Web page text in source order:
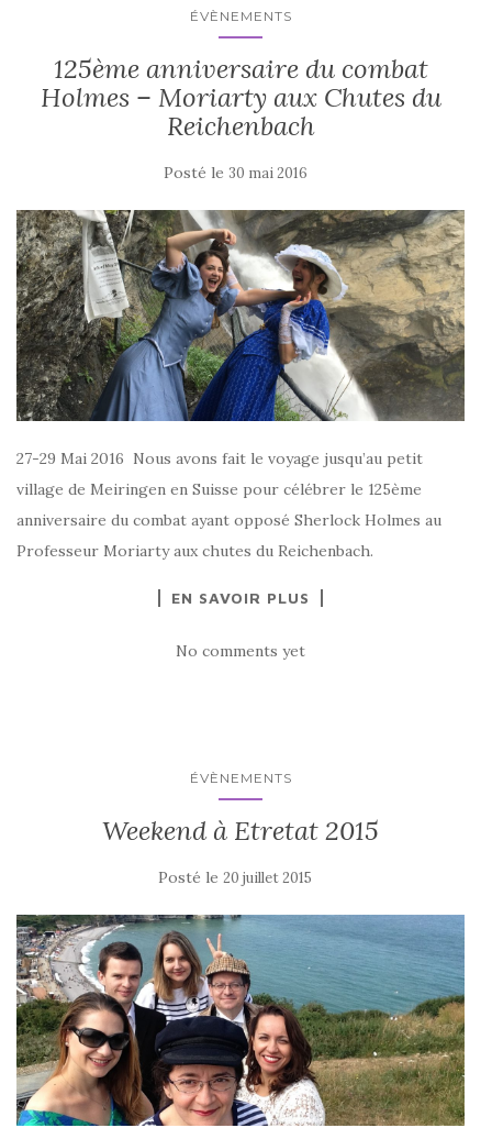
ÉVÈNEMENTS
125ème anniversaire du combat
Holmes – Moriarty aux Chutes du
Reichenbach
Posté le 30 mai 2016
27-29 Mai 2016 Nous avons fait le voyage jusqu’au petit
village de Meiringen en Suisse pour célébrer le 125ème
anniversaire du combat ayant opposé Sherlock Holmes au
Professeur Moriarty aux chutes du Reichenbach.
EN SAVOIR PLUS
No comments yet
ÉVÈNEMENTS
Weekend à Etretat 2015
Posté le 20 juillet 2015